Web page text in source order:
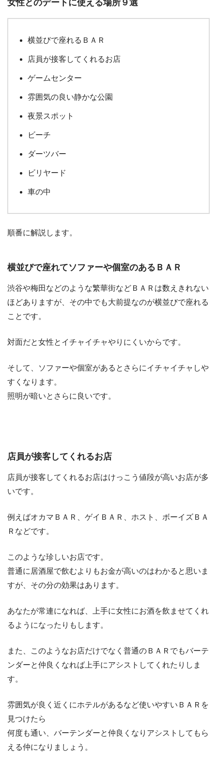
女性とのデートに使える場所９選
横並びで座れるＢＡＲ
店員が接客してくれるお店
ゲームセンター
雰囲気の良い静かな公園
夜景スポット
ビーチ
ダーツバー
ビリヤード
車の中
順番に解説します。
横並びで座れてソファーや個室のあるＢＡＲ
渋谷や梅田などのような繁華街などＢＡＲは数えきれない
ほどありますが、その中でも大前提なのが横並びで座れる
ことです。
対面だと女性とイチャイチャやりにくいからです。
そして、ソファーや個室があるとさらにイチャイチャしや
すくなります。
照明が暗いとさらに良いです。
店員が接客してくれるお店
店員が接客してくれるお店はけっこう値段が高いお店が多
いです。
例えばオカマＢＡＲ、ゲイＢＡＲ、ホスト、ボーイズＢＡ
Ｒなどです。
このような珍しいお店です。
普通に居酒屋で飲むよりもお金が高いのはわかると思いま
すが、その分の効果はあります。
あなたが常連になれば、上手に女性にお酒を飲ませてくれ
るようになったりもします。
また、このようなお店だけでなく普通のＢＡＲでもバーテ
ンダーと仲良くなれば上手にアシストしてくれたりしま
す。
雰囲気が良く近くにホテルがあるなど使いやすいＢＡＲを
見つけたら
何度も通い、バーテンダーと仲良くなりアシストしてもら
える仲になりましょう。